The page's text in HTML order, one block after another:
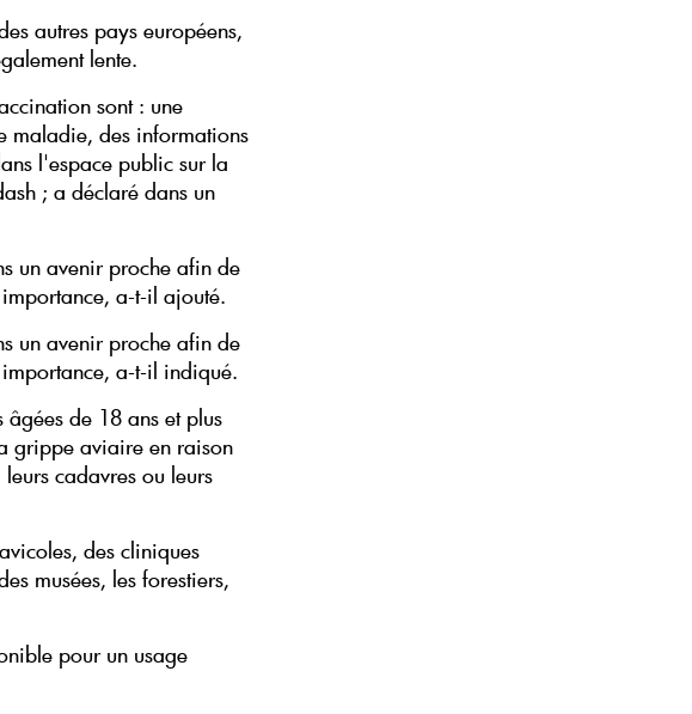
autres pays européens,
lente.
sont : une
maladie, des informations
l'espace public sur la
; a déclaré dans un
un avenir proche afin de
a-t-il ajouté.
un avenir proche afin de
a-t-il indiqué.
âgées de 18 ans et plus
grippe aviaire en raison
cadavres ou leurs
des cliniques
musées, les forestiers,
pour un usage